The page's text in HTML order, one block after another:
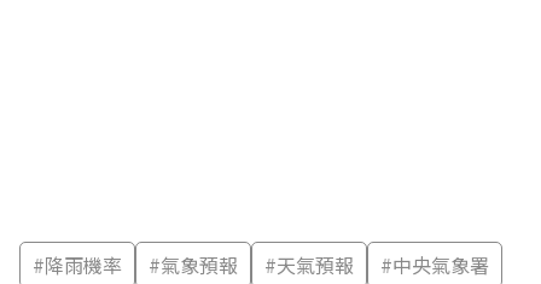
#降雨機率 #氣象預報 #天氣預報 #中央氣象署